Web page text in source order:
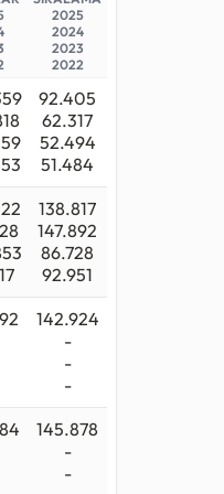
yüksek
alan
2025
2024
2023
2022
92.405
62.317
52.494
51.484
138.817
147.892
86.728
92.951
142.924
-
-
-
145.878
-
-